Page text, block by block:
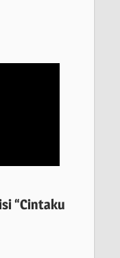
“Cintaku